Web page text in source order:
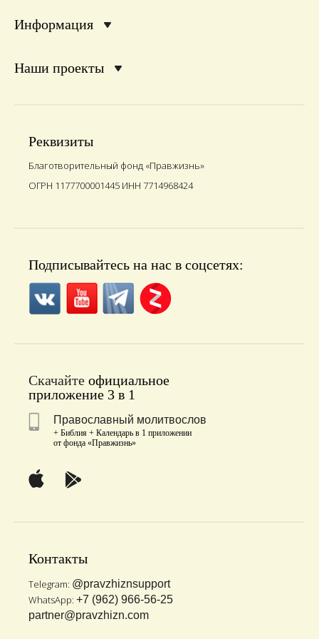
Информация
Наши проекты
Реквизиты
Благотворительный фонд «Правжизнь»
ОГРН 1177700001445 ИНН 7714968424
Подписывайтесь на нас в соцсетях:
Скачайте официальное
приложение 3 в 1
Православный молитвослов
+ Библия + Календарь в 1 приложении
от фонда «Правжизнь»
Контакты
Telegram: @pravzhiznsupport
WhatsApp: +7 (962) 966-56-25
partner@pravzhizn.com